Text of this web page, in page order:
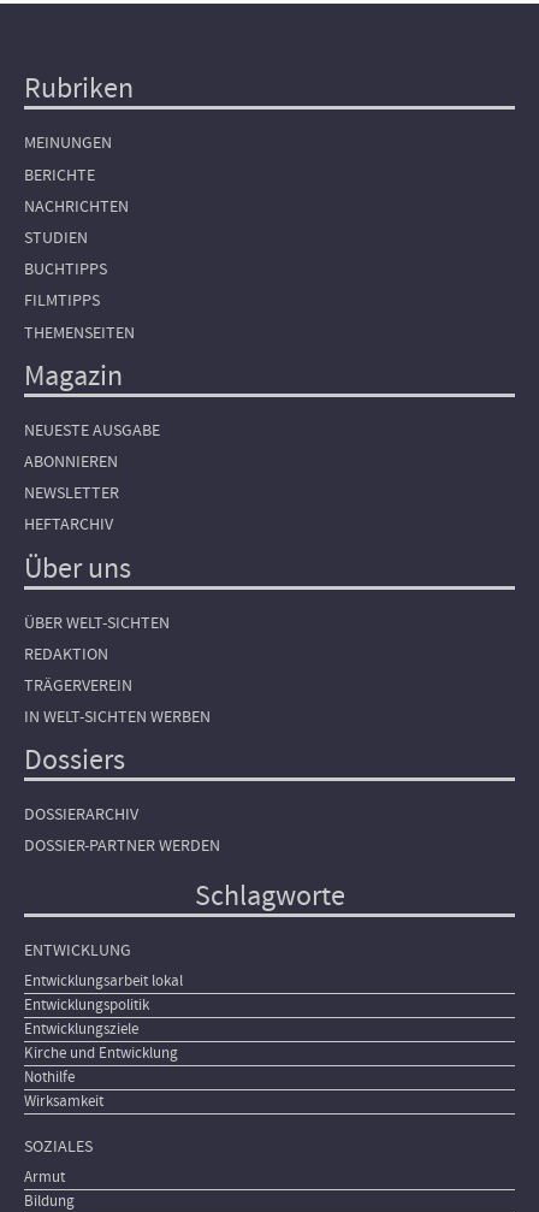
Hauptnavigation
Rubriken
MEINUNGEN
BERICHTE
NACHRICHTEN
STUDIEN
BUCHTIPPS
FILMTIPPS
THEMENSEITEN
Magazin
NEUESTE AUSGABE
ABONNIEREN
NEWSLETTER
HEFTARCHIV
Über uns
ÜBER WELT-SICHTEN
REDAKTION
TRÄGERVEREIN
IN WELT-SICHTEN WERBEN
Dossiers
DOSSIERARCHIV
DOSSIER-PARTNER WERDEN
Schlagworte
ENTWICKLUNG
Entwicklungsarbeit lokal
Entwicklungspolitik
Entwicklungsziele
Kirche und Entwicklung
Nothilfe
Wirksamkeit
SOZIALES
Armut
Bildung